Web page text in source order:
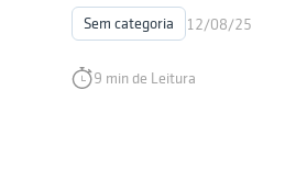
Sem categoria 12/08/25
9 min de Leitura